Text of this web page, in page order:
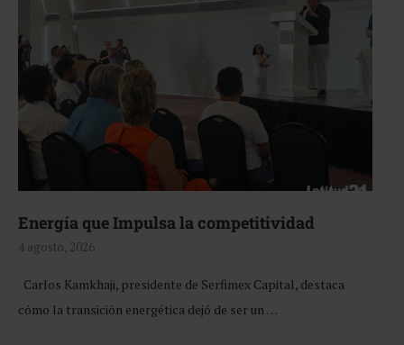
Energía que Impulsa la competitividad
4 agosto, 2026
Carlos Kamkhaji, presidente de Serfimex Capital, destaca
cómo la transición energética dejó de ser un …